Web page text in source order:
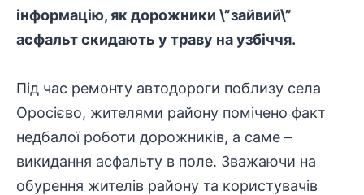
інформацію, як дорожники \”зайвий\”
асфальт скидають у траву на узбіччя.
Під час ремонту автодороги поблизу села
Оросієво, жителями району помічено факт
недбалої роботи дорожників, а саме –
викидання асфальту в поле. Зважаючи на
обурення жителів району та користувачів